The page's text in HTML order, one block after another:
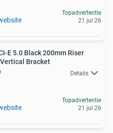
Topadvertentie
21 jul 26
E 5.0 Black 200mm Riser
Bracket
Details
Topadvertentie
21 jul 26